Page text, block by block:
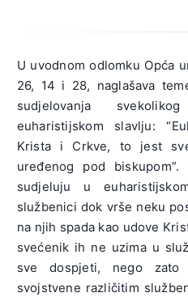
U uvodnom odlomku Opća
26, 14 i 28, naglašava
sudjelovanja
euharistijskom slavlju:
Krista i Crkve, to jest
uređenog pod
sudjeluju u
službenici dok vrše neku
na njih spada kao udove
svećenik ih ne uzima u
sve dospjeti, nego
svojstvene različitim